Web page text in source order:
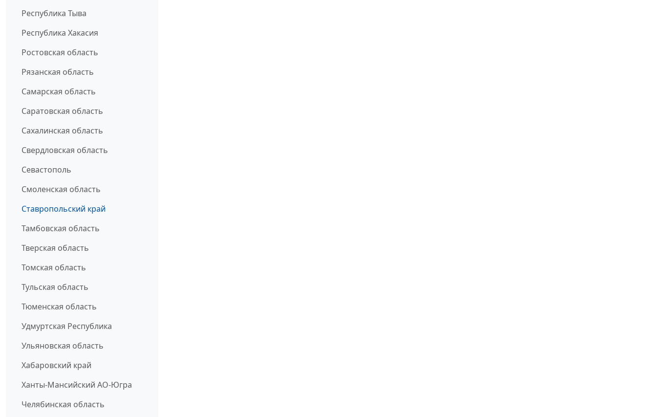
Республика Тыва
Республика Хакасия
Ростовская область
Рязанская область
Самарская область
Саратовская область
Сахалинская область
Свердловская область
Севастополь
Смоленская область
Ставропольский край
Тамбовская область
Тверская область
Томская область
Тульская область
Тюменская область
Удмуртская Республика
Ульяновская область
Хабаровский край
Ханты-Мансийский АО-Югра
Челябинская область